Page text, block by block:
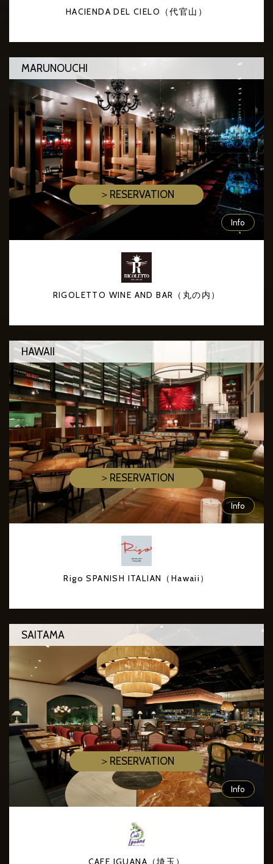
HACIENDA DEL CIELO（代官山）
MARUNOUCHI
＞RESERVATION
Info
RIGOLETTO WINE AND BAR（丸の内）
HAWAII
＞RESERVATION
Info
Rigo SPANISH ITALIAN（Hawaii）
SAITAMA
＞RESERVATION
Info
CAFE IGUANA（埼玉）